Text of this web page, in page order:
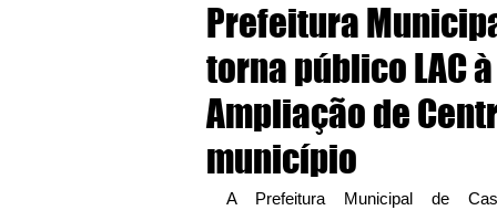
Prefeitura
torna público LAC
Ampliação de
município
A Prefeitura Municipal de